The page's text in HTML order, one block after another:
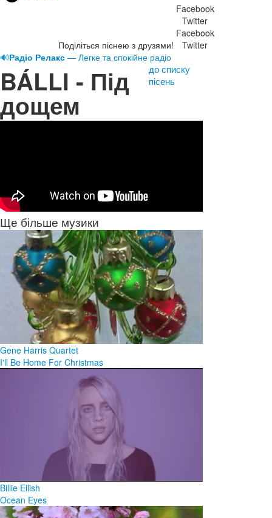
Поділіться піснею з друзями!
Facebook
Twitter
Facebook
Twitter
🔊Радіо Релакс — Легке та спокійне радіо
BÁLLI - Під
дощем
до списку
пісень
Ще більше музики
Gene Harris Quartet
I'll Be Home For Christmas
Billie Eilish
Ocean Eyes